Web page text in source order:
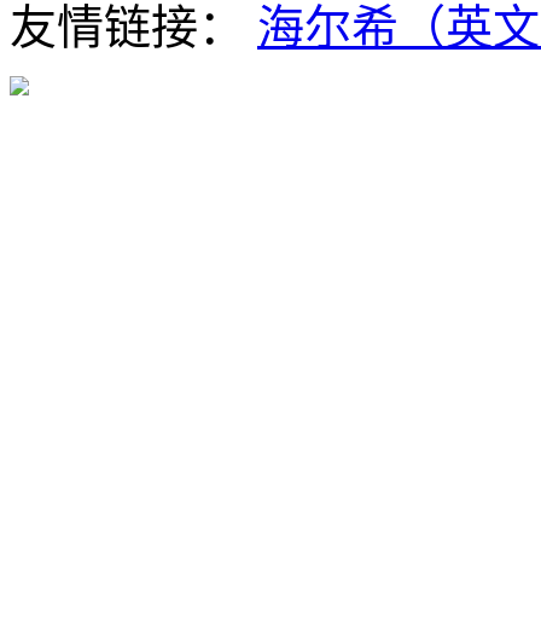
友情链接： 海尔希（英